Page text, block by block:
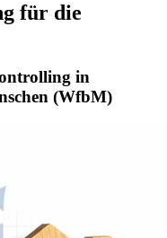
für die
in
(WfbM)